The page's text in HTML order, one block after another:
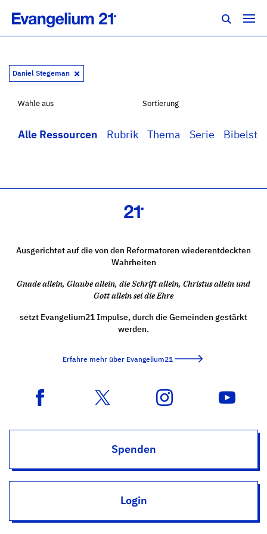
Daniel Stegeman
Wähle aus
Alle Ressourcen Rubrik Thema Serie
Sortierung
Ausgerichtet auf die von den Reformatoren wiederentdeckten
Wahrheiten
Gnade allein, Glaube allein, die Schrift allein, Christus allein und
Gott allein sei die Ehre
setzt Evangelium21 Impulse, durch die Gemeinden gestärkt
werden.
Erfahre mehr über Evangelium21
Spenden
Login